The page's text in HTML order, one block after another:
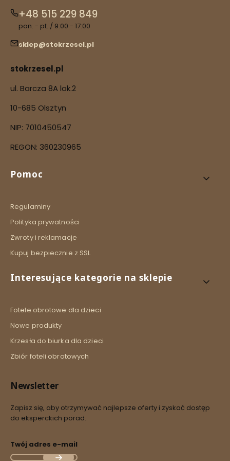
+48 515 229 849
pon. - pt. / 9:00 - 17:00
sklep@stokrzesel.pl
stokrzesel.pl
ul. Barcza 8A lok.2
10-685 Olsztyn
NIP: 7010450547
REGON: 360230965
Linki w stopce
Pomoc
Regulaminy
Polityka prywatności
Zwroty i reklamacje
Kupuj bezpiecznie z SSL
Interesujące kategorie na sklepie
Fotele obrotowe dla dzieci
Nowe produkty
Krzesła do biurka dla dzieci
Zbiór foteli obrotowych
Newsletter
Zapisz się, aby otrzymywać najlepsze oferty i zyskać dostęp
do eksperckich porad.
Twój adres e-mail